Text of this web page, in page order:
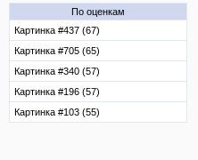
По оценкам
Картинка #437 (67)
Картинка #705 (65)
Картинка #340 (57)
Картинка #196 (57)
Картинка #103 (55)